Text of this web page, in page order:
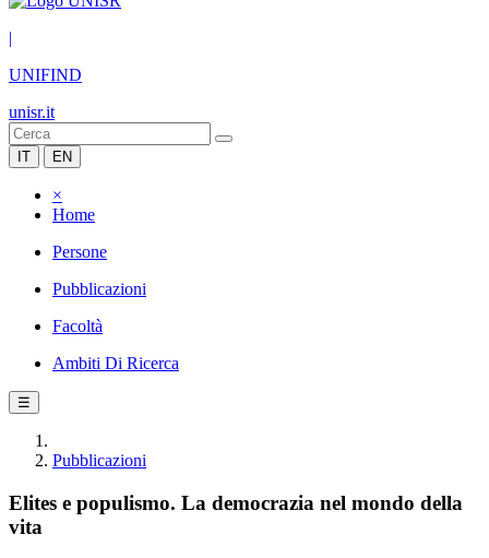
|
UNIFIND
unisr.it
IT EN
×
Home
Persone
Pubblicazioni
Facoltà
Ambiti Di Ricerca
☰
Pubblicazioni
Elites e populismo. La democrazia nel mondo della
vita